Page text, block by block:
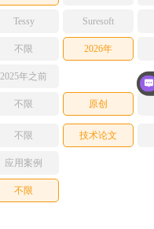
Tessy Suresoft
不限 2026年
2025年之前
不限 原创
不限 技术论文
应用案例
不限